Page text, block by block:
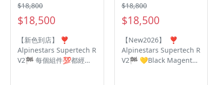
$18,800
$18,500
【新色到店】 ❣️
Alpinestars Supertech R
V2🏁 每個組件💯都經過
$18,800
$18,500
【New2026】 ❣️
Alpinestars Supertech R
V2🏁 💛Black Magenta